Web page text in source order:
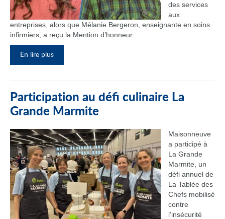
des services
aux
entreprises, alors que Mélanie Bergeron, enseignante en soins
infirmiers, a reçu la Mention d’honneur.
En lire plus
Participation au défi culinaire La
Grande Marmite
Maisonneuve
a participé à
La Grande
Marmite, un
défi annuel de
La Tablée des
Chefs mobilisé
contre
l’insécurité